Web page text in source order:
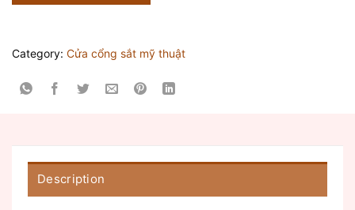
Category: Cửa cổng sắt mỹ thuật
Description